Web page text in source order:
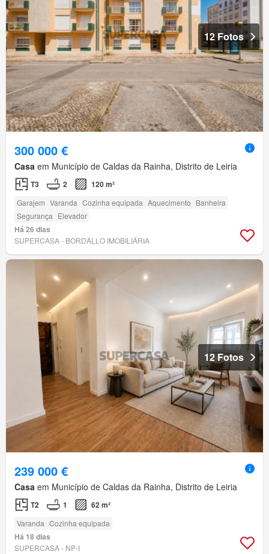
12 Fotos
300 000 €
Casa em Município de Caldas da Rainha, Distrito de Leiria
T3 2 120 m²
Garajem Varanda Cozinha equipada Aquecimento Banheira
Segurança Elevador
Há 26 dias
SUPERCASA - BORDALLO IMOBILIÁRIA
12 Fotos
239 000 €
Casa em Município de Caldas da Rainha, Distrito de Leiria
T2 1 62 m²
Varanda Cozinha equipada
Há 18 dias
SUPERCASA - NP-I